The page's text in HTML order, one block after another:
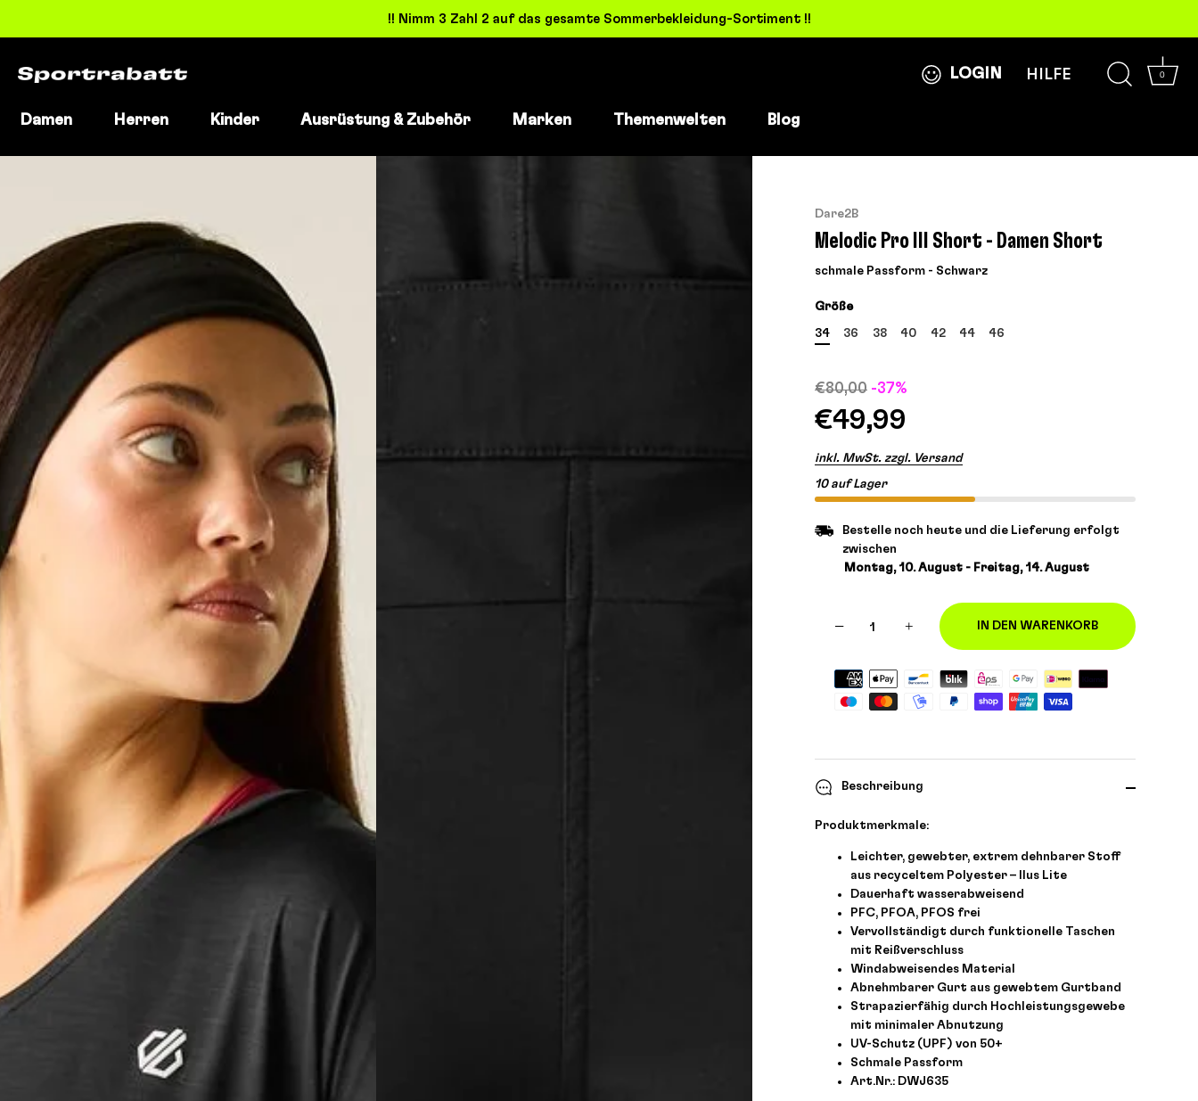
!! Nimm 3 Zahl 2 auf das gesamte Sommerbekleidung-Sortiment !!
LOGIN HILFE 0
Damen Herren Kinder Ausrüstung & Zubehör Marken Themenwelten Blog
Dare2B
Melodic Pro III Short - Damen Short
schmale Passform - Schwarz
Größe
34 36 38 40 42 44 46
€80,00 -37%
€49,99
inkl. MwSt. zzgl. Versand
10 auf Lager
Bestelle noch heute und die Lieferung erfolgt
zwischen
Montag, 10. August - Freitag, 14. August
− + IN DEN WARENKORB
Beschreibung
Produktmerkmale:
Leichter, gewebter, extrem dehnbarer Stoff
aus recyceltem Polyester – Ilus Lite
Dauerhaft wasserabweisend
PFC, PFOA, PFOS frei
Vervollständigt durch funktionelle Taschen
mit Reißverschluss
Windabweisendes Material
Abnehmbarer Gurt aus gewebtem Gurtband
Strapazierfähig durch Hochleistungsgewebe
mit minimaler Abnutzung
UV-Schutz (UPF) von 50+
Schmale Passform
Art.Nr.: DWJ635